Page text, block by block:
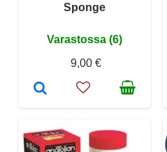
Sponge
Varastossa (6)
9,00 €